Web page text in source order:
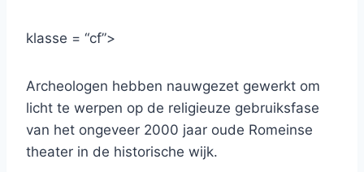
klasse = “cf”>
Archeologen hebben nauwgezet gewerkt om
licht te werpen op de religieuze gebruiksfase
van het ongeveer 2000 jaar oude Romeinse
theater in de historische wijk.